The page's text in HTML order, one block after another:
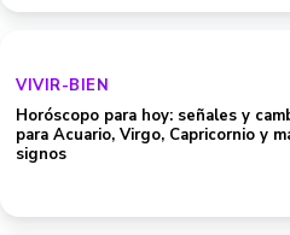
VIVIR-BIEN
Horóscopo para hoy: señales y
para Acuario, Virgo, Capricornio y
signos